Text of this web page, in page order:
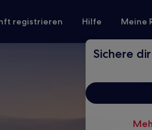
registrieren Hilfe Meine
Sichere